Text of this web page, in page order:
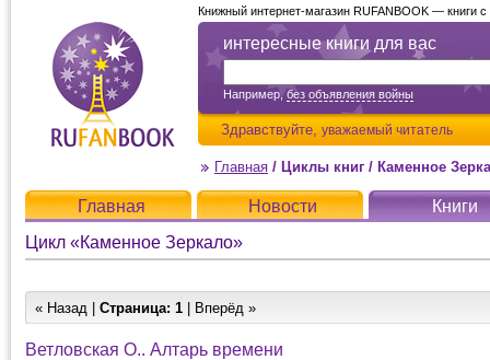
интересные книги для вас
Например,без объявления войны
Здравствуйте, уважаемый читатель
Книжный интернет-магазин RUFANBOOK — книги
Главная / Циклы книг / Каменное
Главная Новости
Книги
Цикл «Каменное Зеркало»
« Назад | Страница: 1 | Вперёд »
Ветловская О.. Алтарь времени